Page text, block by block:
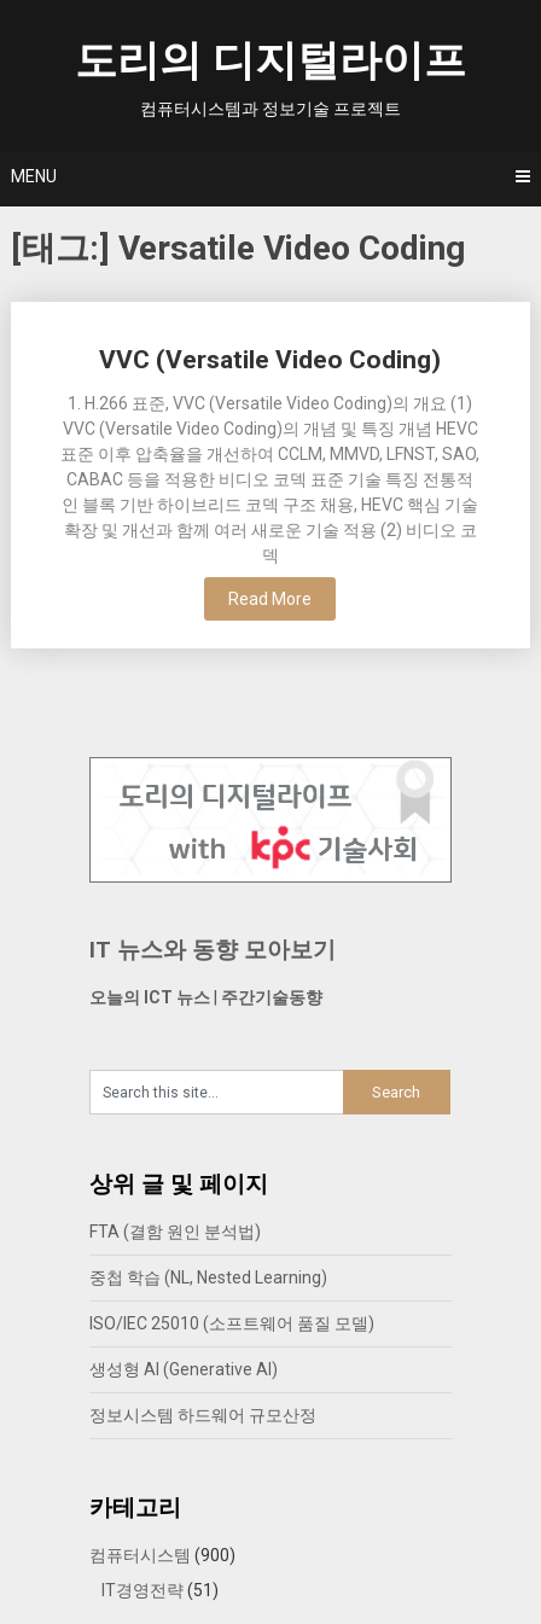
도리의 디지털라이프
컴퓨터시스템과 정보기술 프로젝트
MENU
[태그:] Versatile Video Coding
VVC (Versatile Video Coding)
1. H.266 표준, VVC (Versatile Video Coding)의 개요 (1)
VVC (Versatile Video Coding)의 개념 및 특징 개념 HEVC
표준 이후 압축율을 개선하여 CCLM, MMVD, LFNST, SAO,
CABAC 등을 적용한 비디오 코덱 표준 기술 특징 전통적
인 블록 기반 하이브리드 코덱 구조 채용, HEVC 핵심 기술
확장 및 개선과 함께 여러 새로운 기술 적용 (2) 비디오 코
덱
Read More
navigation
IT 뉴스와 동향 모아보기
오늘의 ICT 뉴스| 주간기술동향
상위 글 및 페이지
FTA (결함 원인 분석법)
중첩 학습 (NL, Nested Learning)
ISO/IEC 25010 (소프트웨어 품질 모델)
생성형 AI (Generative AI)
정보시스템 하드웨어 규모산정
카테고리
컴퓨터시스템 (900)
IT경영전략(51)